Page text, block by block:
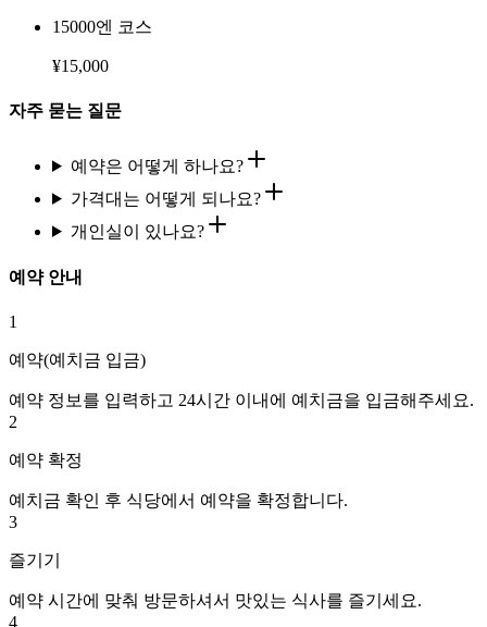
15000엔 코스
¥15,000
자주 묻는 질문
예약은 어떻게 하나요?
가격대는 어떻게 되나요?
개인실이 있나요?
예약 안내
1
예약(예치금 입금)
예약 정보를 입력하고 24시간 이내에 예치금을 입금해주세요.
2
예약 확정
예치금 확인 후 식당에서 예약을 확정합니다.
3
즐기기
예약 시간에 맞춰 방문하셔서 맛있는 식사를 즐기세요.
4